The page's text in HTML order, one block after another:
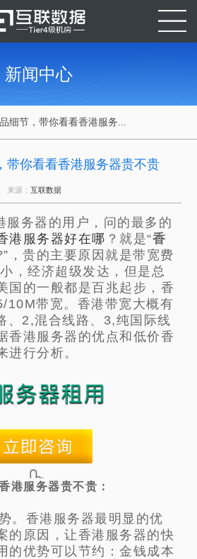
新闻中心
细节，带你看看香港服务...
带你看看香港服务器贵不贵
来源： 互联数据
服务器的用户，问的最多的
港服务器好在哪 ？就是“香
，贵的主要原因就是带宽费
，经济超级发达，但是总
国的一般都是百兆起步，香
10M带宽。香港带宽大概有
、2,混合线路、3,纯国际线
香港服务器的优点和低价香
进行分析。
港服务器贵不贵：
。香港服务器最明显的优
的原因，让香港服务器的快
的优势可以节约：金钱成本